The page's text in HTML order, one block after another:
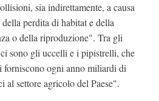
sia indirettamente, a causa
perdita di habitat e della
o della riproduzione". Tra gli
sono gli uccelli e i pipistrelli, che
ogni anno miliardi di
settore agricolo del Paese".